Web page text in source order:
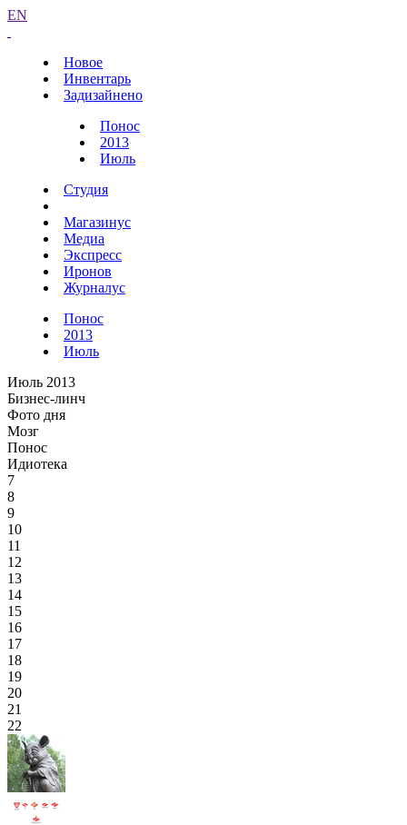
EN
Новое
Инвентарь
Задизайнено
Понос
2013
Июль
Студия
Магазинус
Медиа
Экспресс
Иронов
Журналус
Понос
2013
Июль
Июль 2013
Бизнес-линч
Фото дня
Мозг
Понос
Идиотека
7
8
9
10
11
12
13
14
15
16
17
18
19
20
21
22